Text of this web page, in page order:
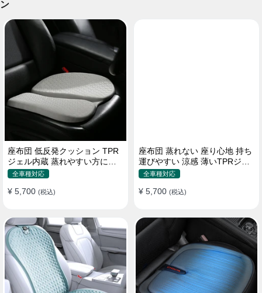
ン
座布団 低反発クッション TPR
ジェル内蔵 蒸れやすい方にお
勧め おしり 熱い
全車種対応
¥ 5,700 (税込)
座布団 蒸れない 座り心地 持ち
運びやすい 涼感 薄いTPRジェ
ル内蔵 多用途
全車種対応
¥ 5,700 (税込)